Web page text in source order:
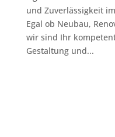
und Zuverlässigkeit
Egal ob Neubau,
wir sind Ihr
Gestaltung und...